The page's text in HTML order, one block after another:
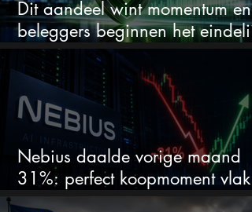
Dit aandeel wint momentum en
beleggers beginnen het eindelijk
te zien
Nebius daalde vorige maand
31%: perfect koopmoment vlak
voor kwartaalcijfers?